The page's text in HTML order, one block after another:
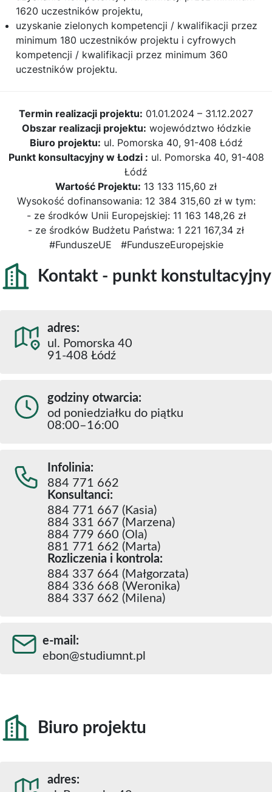
1620 uczestników projektu,
uzyskanie zielonych kompetencji / kwalifikacji przez
minimum 180 uczestników projektu i cyfrowych
kompetencji / kwalifikacji przez minimum 360
uczestników projektu.
Termin realizacji projektu: 01.01.2024 – 31.12.2027
Obszar realizacji projektu: województwo łódzkie
Biuro projektu: ul. Pomorska 40, 91-408 Łódź
Punkt konsultacyjny w Łodzi : ul. Pomorska 40, 91-408
Łódź
Wartość Projektu: 13 133 115,60 zł
Wysokość dofinansowania: 12 384 315,60 zł w tym:
- ze środków Unii Europejskiej: 11 163 148,26 zł
- ze środków Budżetu Państwa: 1 221 167,34 zł
#FunduszeUE #FunduszeEuropejskie
Kontakt - punkt konstultacyjny
adres:
ul. Pomorska 40
91-408 Łódź
godziny otwarcia:
od poniedziałku do piątku
08:00–16:00
Infolinia:
884 771 662
Konsultanci:
884 771 667 (Kasia)
884 331 667 (Marzena)
884 779 660 (Ola)
881 771 662 (Marta)
Rozliczenia i kontrola:
884 337 664 (Małgorzata)
884 336 668 (Weronika)
884 337 662 (Milena)
e-mail:
ebon@studiumnt.pl
Biuro projektu
adres: